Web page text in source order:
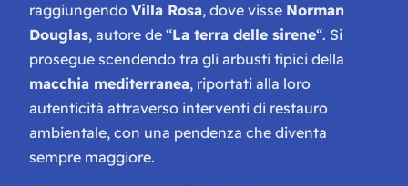
raggiungendo Villa Rosa, dove visse Norman
Douglas, autore de “La terra delle sirene“. Si
prosegue scendendo tra gli arbusti tipici della
macchia mediterranea, riportati alla loro
autenticità attraverso interventi di restauro
ambientale, con una pendenza che diventa
sempre maggiore.